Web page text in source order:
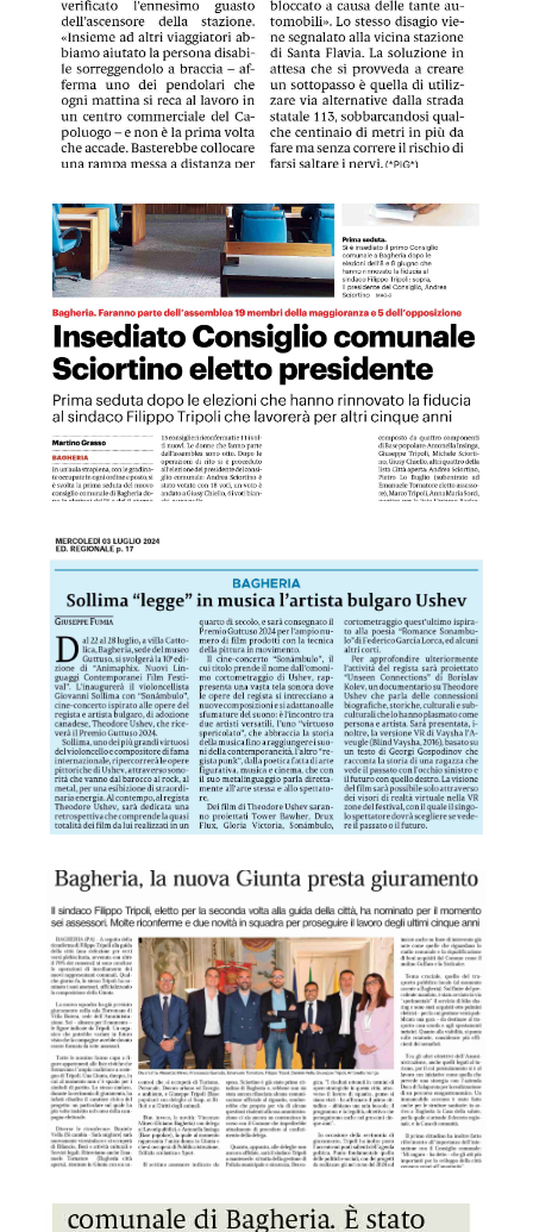
GDS 03/07/2024 Insediato Consiglio comunale, Sciortino
La Sic 03/07/2024 Sollima
GDS 04/07/2024 Bagheria, la nuova giunta presta
GDS 04/07/2024 Consiglio, Pagano nuovo vicepresidente